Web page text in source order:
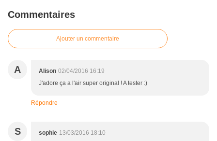
Commentaires
Ajouter un commentaire
A Alison 02/04/2016 16:19
J'adore ça a l'air super original ! A tester :)
Répondre
S sophie 13/03/2016 18:10